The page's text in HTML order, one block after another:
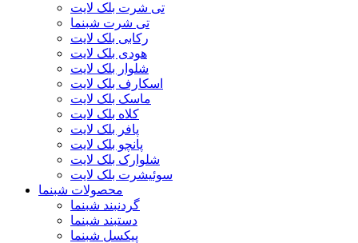
تی شرت بلک لایت
تی شرت شبنما
رکابی بلک لایت
هودی بلک لایت
شلوار بلک لایت
اسکارف بلک لایت
ماسک بلک لایت
کلاه بلک لایت
پافر بلک لایت
پانچو بلک لایت
شلوارک بلک لایت
سوئیشرت بلک لایت
محصولات شبنما
گردنبند شبنما
دستبند شبنما
پیکسل شبنما